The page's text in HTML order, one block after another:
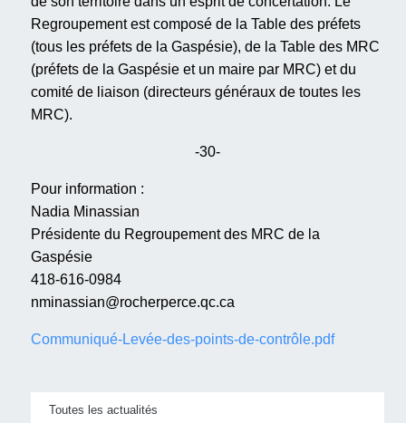
Regroupement est composé de la Table des préfets
(tous les préfets de la Gaspésie), de la Table des MRC
(préfets de la Gaspésie et un maire par MRC) et du
comité de liaison (directeurs généraux de toutes les
MRC).
-30-
Pour information :
Nadia Minassian
Présidente du Regroupement des MRC de la
Gaspésie
418-616-0984
nminassian@rocherperce.qc.ca
Communiqué-Levée-des-points-de-contrôle.pdf
Toutes les actualités